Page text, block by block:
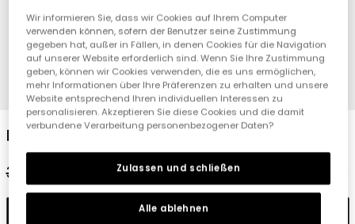
2 3 4
Baby-Strickjacke in Grün
32,95 €
16,45 € 14,85 €
In den Warenkorb
Wir informieren Sie, dass wir Cookies auf Ihrem Computer
verwenden können, sofern der Benutzer seine Zustimmung
gegeben hat, außer in Fällen, in denen Cookies für die Navigation
auf unserer Website erforderlich sind. Wenn Sie Ihre Zustimmung
geben, können wir Cookies verwenden, die es uns ermöglichen,
mehr Informationen über Ihre Präferenzen zu erhalten und unsere
Website entsprechend Ihren individuellen Interessen zu
personalisieren. Akzeptieren Sie diese Cookies und die damit
verbundene Verarbeitung personenbezogener Daten?
Alle ablehnen
Zulassen und schließen